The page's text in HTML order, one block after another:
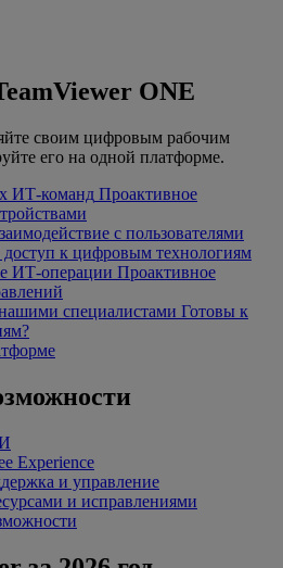
ONE
своим цифровым рабочим
его на одной платформе.
ИТ-команд Проактивное
с пользователями
к цифровым технологиям
ИТ-операции Проактивное
специалистами Готовы к
Experience
и управление
и исправлениями